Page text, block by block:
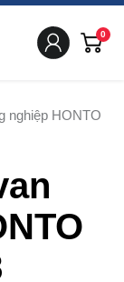
0
nghiệp HONTO